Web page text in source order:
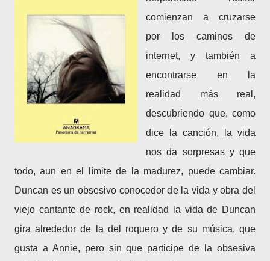
comienzan a cruzarse
por los caminos de
internet, y también a
encontrarse en la
realidad más real,
descubriendo que, como
dice la canción, la vida
nos da sorpresas y que
todo, aun en el límite de la madurez, puede cambiar.
Duncan es un obsesivo conocedor de la vida y obra del
viejo cantante de rock, en realidad la vida de Duncan
gira alrededor de la del roquero y de su música, que
gusta a Annie, pero sin que participe de la obsesiva